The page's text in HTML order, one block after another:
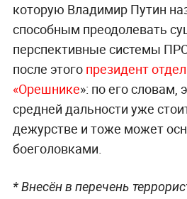
которую Владимир Путин
способным преодолевать
перспективные системы
после этогопрезидент
«Орешнике»: по его словам,
средней дальности уже
дежурстве и тоже может
боеголовками.
* Внесён в перечень